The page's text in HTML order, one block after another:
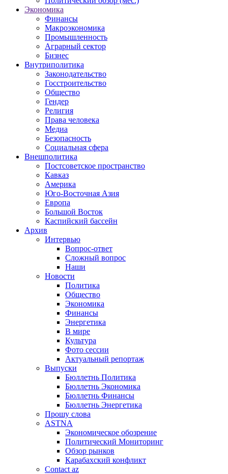
Экономика
Финансы
Макроэкономика
Промышленность
Аграрный сектор
Бизнес
Внутриполитика
Законодательство
Госстроительство
Общество
Гендер
Религия
Права человека
Медиа
Безопасность
Социальная сфера
Внешполитика
Постсоветское пространство
Кавказ
Америка
Юго-Восточная Азия
Европа
Большой Восток
Каспийский бассейн
Архив
Интервью
Вопрос-ответ
Сложный вопрос
Наши
Новости
Политика
Общество
Экономика
Финансы
Энергетика
В мире
Культура
Фото сессии
Актуальный репортаж
Выпуски
Бюллетнь Политика
Бюллетнь Экономика
Бюллетнь Финансы
Бюллетнь Энергетика
Прошу слова
ASTNA
Экономическое обозрение
Политический Мониторинг
Обзор рынков
Карабахский конфликт
Contact az